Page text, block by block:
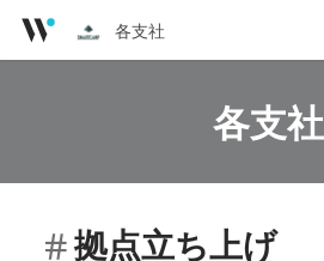
各支社
各支社
拠点立ち上げ